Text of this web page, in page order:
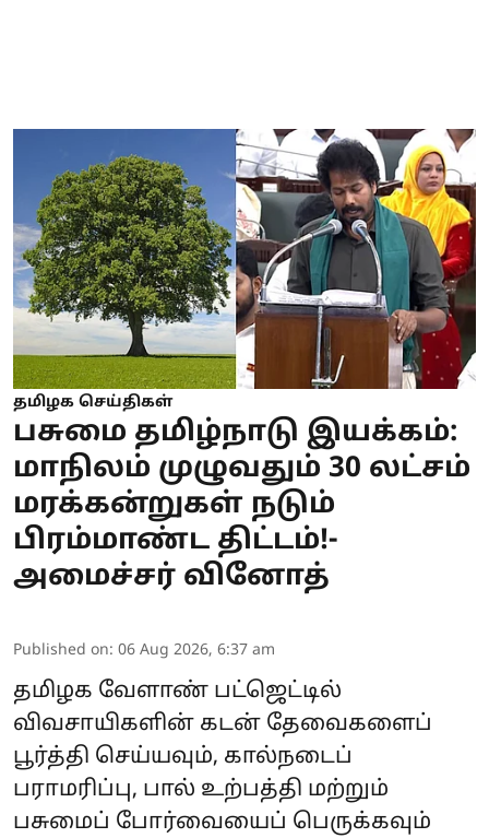
தமிழக செய்திகள்
பசுமை தமிழ்நாடு இயக்கம்:
மாநிலம் முழுவதும் 30 லட்சம்
மரக்கன்றுகள் நடும்
பிரம்மாண்ட திட்டம்!-
அமைச்சர் வினோத்
Published on: 06 Aug 2026, 6:37 am
தமிழக வேளாண் பட்ஜெட்டில்
விவசாயிகளின் கடன் தேவைகளைப்
பூர்த்தி செய்யவும், கால்நடைப்
பராமரிப்பு, பால் உற்பத்தி மற்றும்
பசுமைப் போர்வையைப் பெருக்கவும்